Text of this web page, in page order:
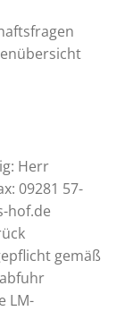
Herr
09281 57-
hof.de
gemäß
LM-